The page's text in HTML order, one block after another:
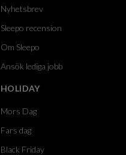
Nyhetsbrev
Sleepo recension
Om Sleepo
Ansök lediga jobb
HOLIDAY
Mors Dag
Fars dag
Black Friday